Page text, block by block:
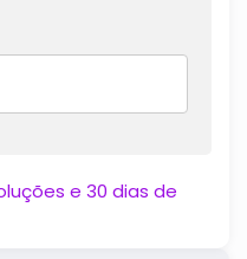
e 30 dias de